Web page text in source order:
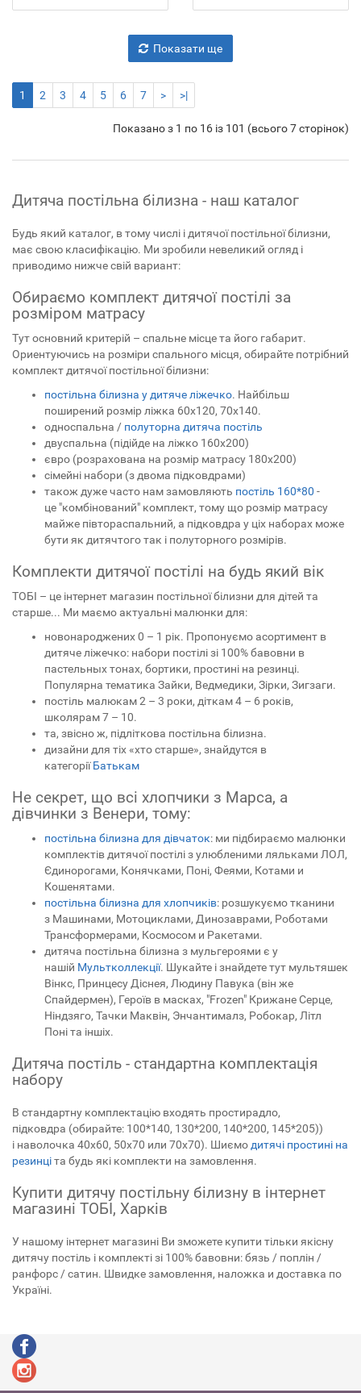
Показати ще
1 2 3 4 5 6 7 > >|
Показано з 1 по 16 із 101 (всього 7 сторінок)
Дитяча постільна білизна - наш каталог
Будь який каталог, в тому числі і дитячої постільної білизни,
має свою класифікацію. Ми зробили невеликий огляд і
приводимо нижче свій вариант:
Обираємо комплект дитячої постілі за
розміром матрасу
Тут основний критерій – спальне місце та його габарит.
Ориентуючись на розміри спального місця, обирайте потрібний
комплект дитячої постільної білизни:
постільна білизна у дитяче ліжечко. Найбільш
поширений розмір ліжка 60х120, 70х140.
односпальна / полуторна дитяча постіль
двуспальна (підійде на ліжко 160х200)
євро (розрахована на розмір матрасу 180х200)
сімейні набори (з двома підковдрами)
також дуже часто нам замовляють постіль 160*80 -
це "комбінований" комплект, тому що розмір матрасу
майже півтораспальний, а підковдра у ціх наборах може
бути як дитячтого так і полуторного розмірів.
Комплекти дитячої постілі на будь який вік
ТОБІ – це інтернет магазин постільної білизни для дітей та
старше... Ми маємо актуальні малюнки для:
новонароджених 0 – 1 рік. Пропонуємо асортимент в
дитяче ліжечко: набори постілі зі 100% бавовни в
пастельных тонах, бортики, простині на резинці.
Популярна тематика Зайки, Ведмедики, Зірки, Зигзаги.
постіль малюкам 2 – 3 роки, діткам 4 – 6 років,
школярам 7 – 10.
та, звісно ж, підліткова постільна білизна.
дизайни для тіх «хто старше», знайдутся в
категоріїБатькам
Не секрет, що всі хлопчики з Марса, а
дівчинки з Венери, тому:
постільна білизна для дівчаток: ми підбираємо малюнки
комплектів дитячої постілі з улюбленими ляльками ЛОЛ,
Єдинорогами, Конячками, Поні, Феями, Котами и
Кошенятами.
постільна білизна для хлопчиків: розшукуємо тканини
з Машинами, Мотоциклами, Динозаврами, Роботами
Трансформерами, Космосом и Ракетами.
дитяча постільна білизна з мульгероями є у
нашій Мультколлекції. Шукайте і знайдете тут мультяшек
Вінкс, Принцесу Діснея, Людину Павука (він же
Спайдермен), Героїв в масках, "Frozen" Крижане Серце,
Ніндзяго, Тачки Маквін, Энчантималз, Робокар, Літл
Поні та іншіх.
Дитяча постіль - стандартна комплектація
набору
В стандартну комплектацію входять простирадло,
підковдра (обирайте: 100*140, 130*200, 140*200, 145*205))
і наволочка 40х60, 50х70 или 70х70). Шиємодитячі простині на
резинціта будь які комплекти на замовлення.
Купити дитячу постільну білизну в інтернет
магазині ТОБІ, Харків
У нашому інтернет магазині Ви зможете купити тільки якісну
дитячу постіль і комплекті зі 100% бавовни: бязь / поплін /
ранфорс / сатин. Швидке замовлення, наложка и доставка по
Україні.